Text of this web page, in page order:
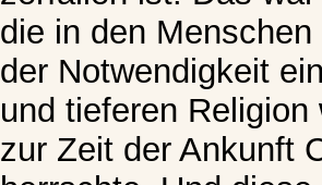
die in den
der Notwendigkeit
und tieferen
zur Zeit der Ankunft